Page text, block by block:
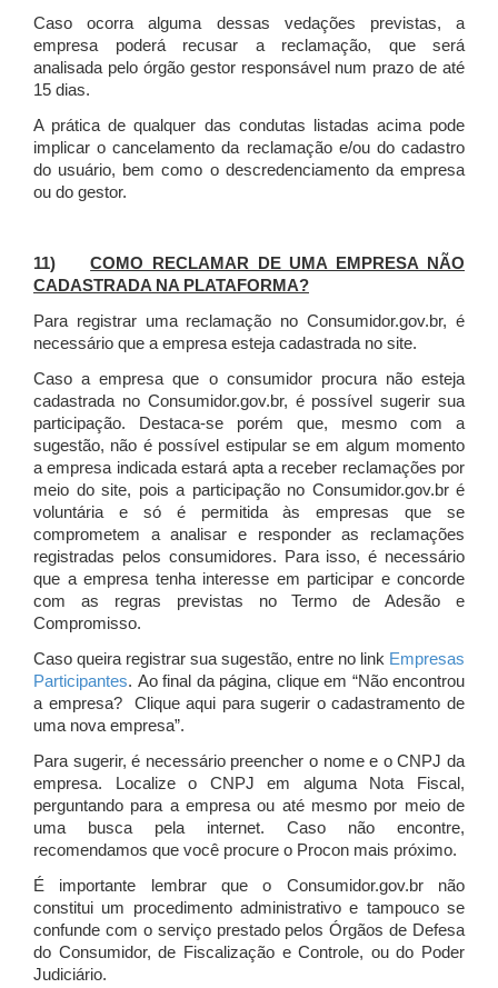
Caso ocorra alguma dessas vedações previstas, a
empresa poderá recusar a reclamação, que será
analisada pelo órgão gestor responsável num prazo de até
15 dias.
A prática de qualquer das condutas listadas acima pode
implicar o cancelamento da reclamação e/ou do cadastro
do usuário, bem como o descredenciamento da empresa
ou do gestor.
11)COMO RECLAMAR DE UMA EMPRESA NÃO
CADASTRADA NA PLATAFORMA?
Para registrar uma reclamação no Consumidor.gov.br, é
necessário que a empresa esteja cadastrada no site.
Caso a empresa que o consumidor procura não esteja
cadastrada no Consumidor.gov.br, é possível sugerir sua
participação. Destaca-se porém que, mesmo com a
sugestão, não é possível estipular se em algum momento
a empresa indicada estará apta a receber reclamações por
meio do site, pois a participação no Consumidor.gov.br é
voluntária e só é permitida às empresas que se
comprometem a analisar e responder as reclamações
registradas pelos consumidores. Para isso, é necessário
que a empresa tenha interesse em participar e concorde
com as regras previstas no Termo de Adesão e
Compromisso.
Caso queira registrar sua sugestão, entre no link Empresas
Participantes. Ao final da página, clique em “Não encontrou
a empresa? Clique aqui para sugerir o cadastramento de
uma nova empresa”.
Para sugerir, é necessário preencher o nome e o CNPJ da
empresa. Localize o CNPJ em alguma Nota Fiscal,
perguntando para a empresa ou até mesmo por meio de
uma busca pela internet. Caso não encontre,
recomendamos que você procure o Procon mais próximo.
É importante lembrar que o Consumidor.gov.br não
constitui um procedimento administrativo e tampouco se
confunde com o serviço prestado pelos Órgãos de Defesa
do Consumidor, de Fiscalização e Controle, ou do Poder
Judiciário.